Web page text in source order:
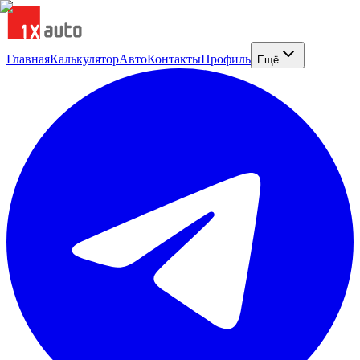
ГлавнаяКалькуляторАвтоКонтактыПрофиль Ещё